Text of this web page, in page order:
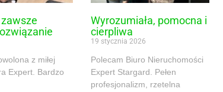
z miłej
Expert. Bardzo
Wyrozumiała, pomocna i
cierpliwa
19 stycznia 2026
Polecam Biuro Nieruchomości
Expert Stargard. Pełen
profesjonalizm, rzetelna